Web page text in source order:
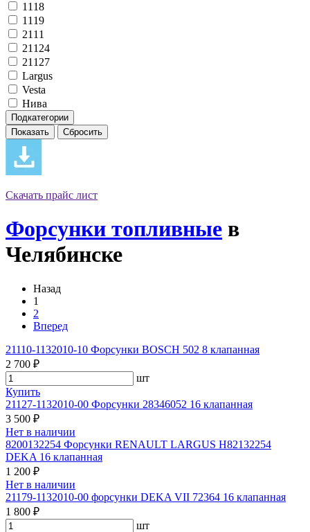
1118
1119
2111
21124
21127
Largus
Vesta
Нива
Подкатегории
Скачать прайс лист
Форсунки топливные в
Челябинске
Назад
1
2
Вперед
21110-1132010-10 Форсунки BOSCH 502 8 клапанная
2 700 ₽
шт
Купить
21127-1132010-00 Форсунки 28346052 16 клапанная
3 500 ₽
Нет в наличии
8200132254 Форсунки RENAULT LARGUS Н82132254
DEKA 16 клапанная
1 200 ₽
Нет в наличии
21179-1132010-00 форсунки DEKA VII 72364 16 клапанная
1 800 ₽
шт